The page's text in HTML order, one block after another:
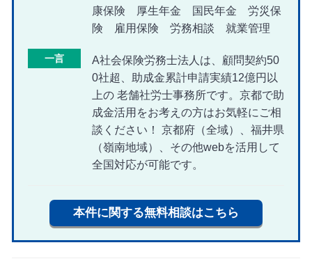
康保険 厚生年金 国民年金 労災保
険 雇用保険 労務相談 就業管理
一言
A社会保険労務士法人は、顧問契約50
0社超、助成金累計申請実績12億円以
上の 老舗社労士事務所です。京都で助
成金活用をお考えの方はお気軽にご相
談ください！ 京都府（全域）、福井県
（嶺南地域）、その他webを活用して
全国対応が可能です。
本件に関する無料相談はこちら